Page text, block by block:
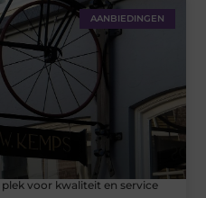
AANBIEDINGEN
voor kwaliteit en service